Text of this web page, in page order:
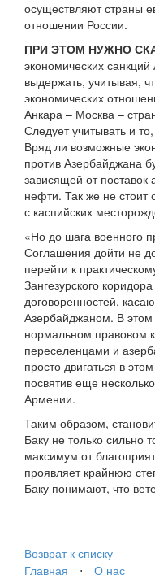
осуществляют страны
отношении России.
ПРИ ЭТОМ НУЖНО
экономических
выдержать, учитывая,
экономических
Анкара – Москва –
Следует учитывать и
Вряд ли возможные
против Азербайджана
зависящей от поставок
нефти. Так же не стоит
с каспийских
«Но до шага военного
Соглашения дойти не
перейти к
Зангезурского
договоренностей,
Азербайджаном. В этом
нормальном правовом
переселенцами и
просто двигаться в
посвятив еще
Армении.
Таким образом,
Баку не только сильно
максимум от
проявляет крайнюю
Баку понимают, что
Возврат к списку
Главная
⋅ О нас